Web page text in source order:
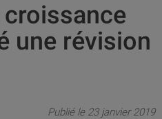
une révision
Publié le 23 janvier 2019